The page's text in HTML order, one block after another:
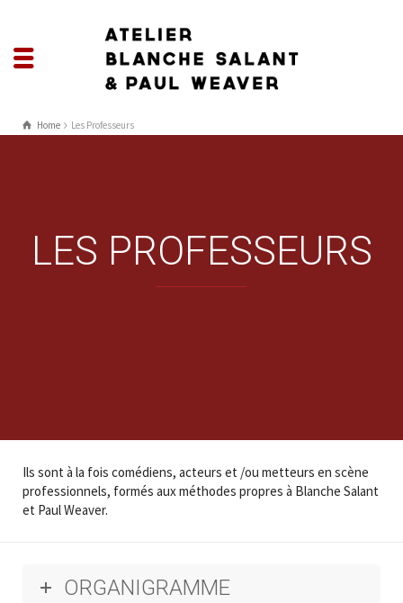
Home Les Professeurs
LES PROFESSEURS
Ils sont à la fois comédiens, acteurs et /ou metteurs en scène
professionnels, formés aux méthodes propres à Blanche Salant
et Paul Weaver.
ORGANIGRAMME